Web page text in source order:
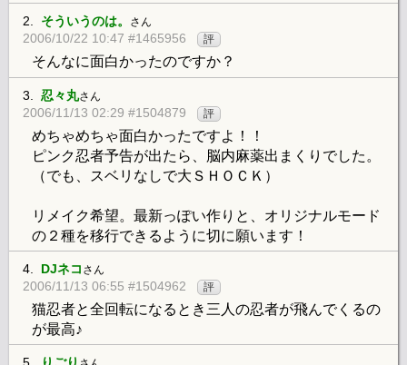
2. そういうのは。 さん
2006/10/22 10:47 #1465956 評
そんなに面白かったのですか？
3. 忍々丸さん
2006/11/13 02:29 #1504879 評
めちゃめちゃ面白かったですよ！！
ピンク忍者予告が出たら、脳内麻薬出まくりでした。
（でも、スベリなしで大ＳＨＯＣＫ）
リメイク希望。最新っぽい作りと、オリジナルモード
の２種を移行できるように切に願います！
4. DJネコ さん
2006/11/13 06:55 #1504962 評
猫忍者と全回転になるとき三人の忍者が飛んでくるの
が最高♪
5. りごり